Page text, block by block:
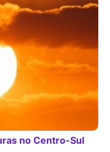
no Centro-Sul